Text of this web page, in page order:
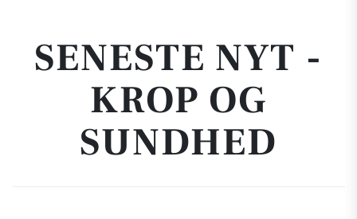
SENESTE NYT -
KROP OG
SUNDHED